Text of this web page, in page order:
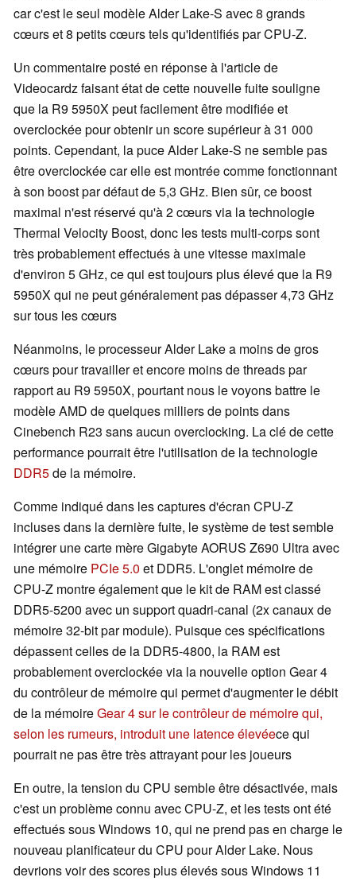
car c'est le seul modèle Alder Lake-S avec 8 grands
cœurs et 8 petits cœurs tels qu'identifiés par CPU-Z.
Un commentaire posté en réponse à l'article de
Videocardz faisant état de cette nouvelle fuite souligne
que la R9 5950X peut facilement être modifiée et
overclockée pour obtenir un score supérieur à 31 000
points. Cependant, la puce Alder Lake-S ne semble pas
être overclockée car elle est montrée comme fonctionnant
à son boost par défaut de 5,3 GHz. Bien sûr, ce boost
maximal n'est réservé qu'à 2 cœurs via la technologie
Thermal Velocity Boost, donc les tests multi-corps sont
très probablement effectués à une vitesse maximale
d'environ 5 GHz, ce qui est toujours plus élevé que la R9
5950X qui ne peut généralement pas dépasser 4,73 GHz
sur tous les cœurs
Néanmoins, le processeur Alder Lake a moins de gros
cœurs pour travailler et encore moins de threads par
rapport au R9 5950X, pourtant nous le voyons battre le
modèle AMD de quelques milliers de points dans
Cinebench R23 sans aucun overclocking. La clé de cette
performance pourrait être l'utilisation de la technologie
DDR5de la mémoire.
Comme indiqué dans les captures d'écran CPU-Z
incluses dans la dernière fuite, le système de test semble
intégrer une carte mère Gigabyte AORUS Z690 Ultra avec
une mémoire PCIe 5.0 et DDR5. L'onglet mémoire de
CPU-Z montre également que le kit de RAM est classé
DDR5-5200 avec un support quadri-canal (2x canaux de
mémoire 32-bit par module). Puisque ces spécifications
dépassent celles de la DDR5-4800, la RAM est
probablement overclockée via la nouvelle option Gear 4
du contrôleur de mémoire qui permet d'augmenter le débit
de la mémoireGear 4 sur le contrôleur de mémoire qui,
selon les rumeurs, introduit une latence élevéece qui
pourrait ne pas être très attrayant pour les joueurs
En outre, la tension du CPU semble être désactivée, mais
c'est un problème connu avec CPU-Z, et les tests ont été
effectués sous Windows 10, qui ne prend pas en charge le
nouveau planificateur du CPU pour Alder Lake. Nous
devrions voir des scores plus élevés sous Windows 11